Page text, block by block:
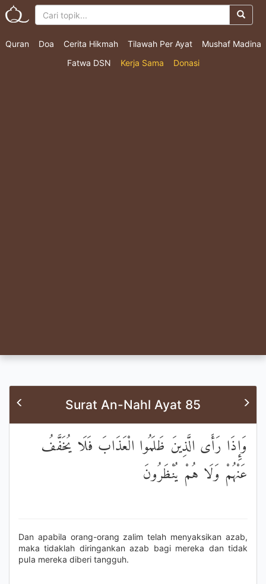
Quran Doa Cerita Hikmah Tilawah Per Ayat
Mushaf Madina
Fatwa DSN
Kerja Sama Donasi
Surat An-Nahl Ayat 85
وَإِذَا رَأَى الَّذِينَ ظَلَمُوا الْعَذَابَ فَلَا يُخَفَّفُ
عَنْهُمْ وَلَا هُمْ يُنْظَرُونَ
Dan apabila orang-orang zalim telah menyaksikan azab,
maka tidaklah diringankan azab bagi mereka dan tidak
puIa mereka diberi tangguh.